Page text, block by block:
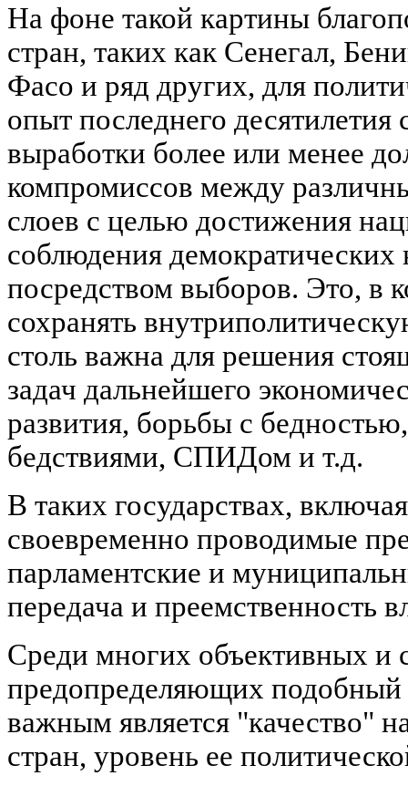
На фоне такой картины
стран, таких как Сенегал,
Фасо и ряд других, для
опыт последнего десятилетия
выработки более или менее
компромиссов между
слоев с целью достижения
соблюдения демократических
посредством выборов. Это, в
сохранять
столь важна для решения
задач дальнейшего
развития, борьбы с
бедствиями, СПИДом и т.д.
В таких государствах,
своевременно проводимые
парламентские и
передача и преемственность
Среди многих объективных и
предопределяющих подобный
важным является "качество"
стран, уровень ее